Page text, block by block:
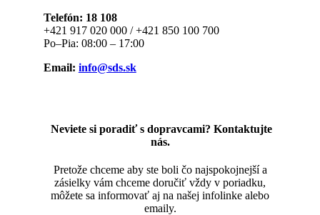
Telefón: 18 108
+421 917 020 000 / +421 850 100 700
Po–Pia: 08:00 – 17:00
Email: info@sds.sk
Neviete si poradiť s dopravcami? Kontaktujte
nás.
Pretože chceme aby ste boli čo najspokojnejší a
zásielky vám chceme doručiť vždy v poriadku,
môžete sa informovať aj na našej infolinke alebo
emaily.